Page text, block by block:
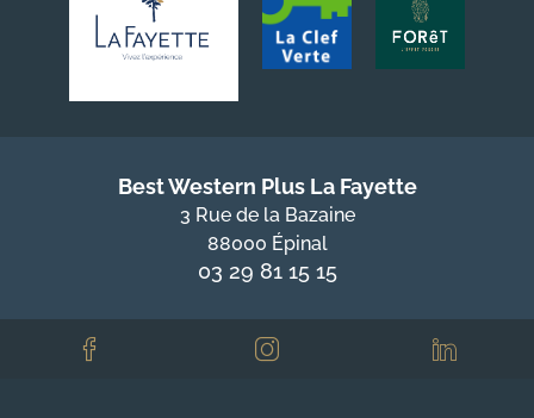
Best Western Plus La Fayette
3 Rue de la Bazaine
88000 Épinal
03 29 81 15 15